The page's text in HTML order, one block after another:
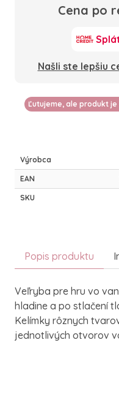
Cena po
Našli ste lepšiu
Ľutujeme, ale produkt
Výrobca
EAN
SKU
Popis produktu
Veľryba pre hru vo
hladine a po stlačení
Kelímky rôznych
jednotlivých otvorov